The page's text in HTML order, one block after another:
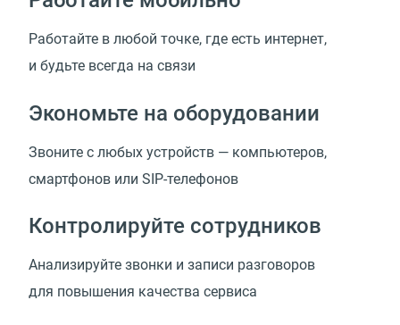
Работайте в любой точке, где есть интернет,
и будьте всегда на связи
Экономьте на оборудовании
Звоните с любых устройств — компьютеров,
смартфонов или SIP-телефонов
Контролируйте сотрудников
Анализируйте звонки и записи разговоров
для повышения качества сервиса